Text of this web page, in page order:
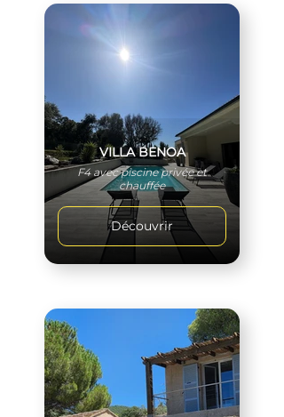
VILLA BENOA
F4 avec piscine privée et
chauffée
Découvrir